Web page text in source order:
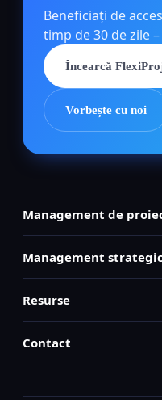
Beneficiați de
timp de 30 de zile
Încearcă
Vorbește cu noi
Management de
Management
Resurse
Contact